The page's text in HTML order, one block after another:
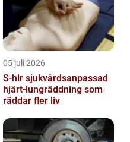
05 juli 2026
S-hlr sjukvårdsanpassad
hjärt-lungräddning som
räddar fler liv